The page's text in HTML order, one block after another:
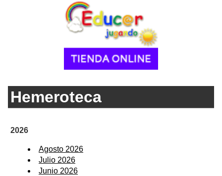
Hemeroteca
2026
Agosto 2026
Julio 2026
Junio 2026